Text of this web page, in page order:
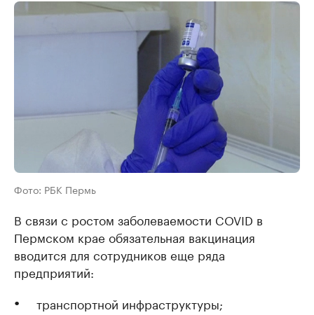
Фото: РБК Пермь
В связи с ростом заболеваемости COVID в
Пермском крае обязательная вакцинация
вводится для сотрудников еще ряда
предприятий:
транспортной инфраструктуры;